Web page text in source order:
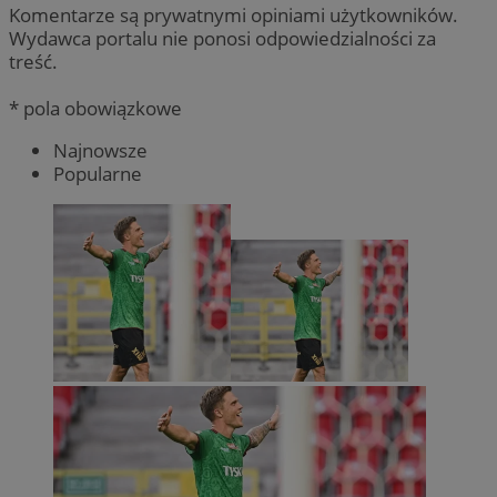
Komentarze są prywatnymi opiniami użytkowników.
Wydawca portalu nie ponosi odpowiedzialności za
treść.
* pola obowiązkowe
Najnowsze
Popularne